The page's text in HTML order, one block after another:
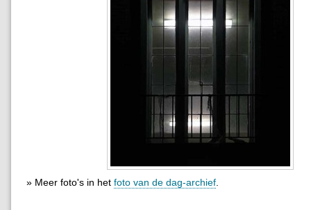
» Meer foto's in het foto van de dag-archief